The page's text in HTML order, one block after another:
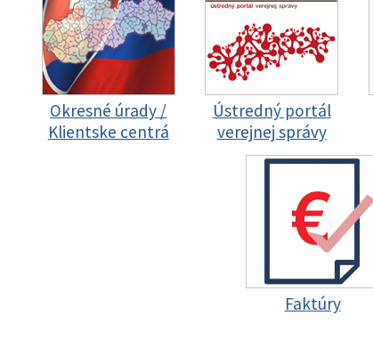
Okresné úrady /
Klientske centrá
Ústredný portál
verejnej správy
Faktúry